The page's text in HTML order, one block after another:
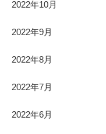
2022年10月
2022年9月
2022年8月
2022年7月
2022年6月